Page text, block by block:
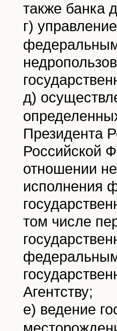
также банка
г)
д)
Президента
Российской
отношении
исполнения
том числе
Агентству;
е) ведение